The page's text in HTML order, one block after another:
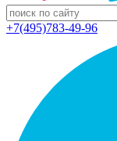
+7(495)783-49-96